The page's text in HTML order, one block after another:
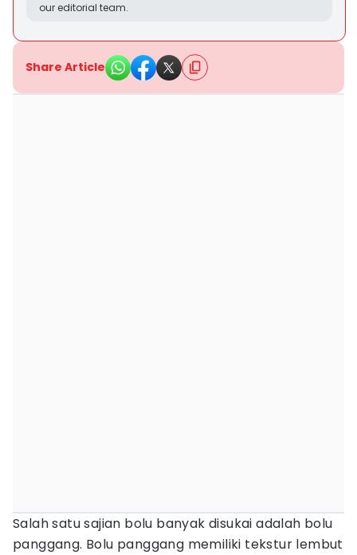
our editorial team.
Share Article
Salah satu sajian bolu banyak disukai adalah bolu
panggang. Bolu panggang memiliki tekstur lembut